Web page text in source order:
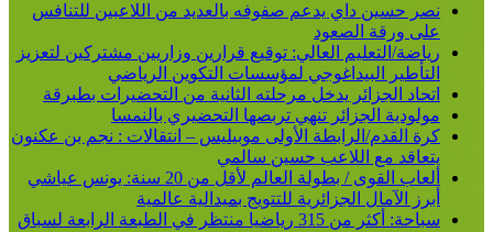
نصر حسين داي يدعم صفوفه بالعديد من اللاعبين للتنافس
على ورقة الصعود
رياضة/التعليم العالي: توقيع قرارين وزاريين مشتركين لتعزيز
التأطير البيداغوجي لمؤسسات التكوين الرياضي
اتحاد الجزائر يدخل مرحلته الثانية من التحضيرات بطبرقة
مولودية الجزائر تنهي تربصها التحضيري بالنمسا
كرة القدم/الرابطة الأولى موبيليس – انتقالات : نجم بن عكنون
يتعاقد مع اللاعب حسين سالمي
ألعاب القوى / بطولة العالم لأقل من 20 سنة: يونس عياشي
أبرز الآمال الجزائرية للتتويج بميدالية عالمية
سباحة: أكثر من 315 رياضيا منتظر في الطبعة الرابعة لسباق